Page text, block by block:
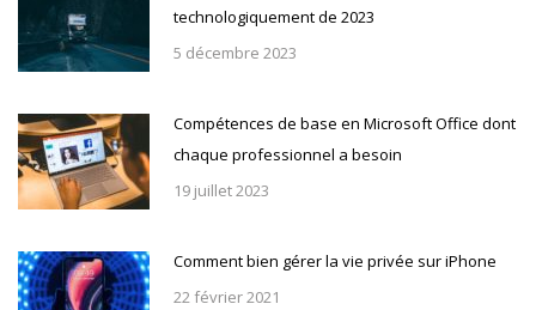
technologiquement de 2023
5 décembre 2023
Compétences de base en Microsoft Office dont
chaque professionnel a besoin
19 juillet 2023
Comment bien gérer la vie privée sur iPhone
22 février 2021